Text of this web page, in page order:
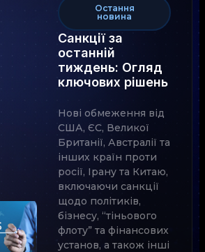
Остання
новина
Санкції за
останній
тиждень: Огляд
ключових рішень
Нові обмеження від
США, ЄС, Великої
Британії, Австралії та
інших країн проти
росії, Ірану та Китаю,
включаючи санкції
щодо політиків,
бізнесу, “тіньового
флоту” та фінансових
установ, а також інші